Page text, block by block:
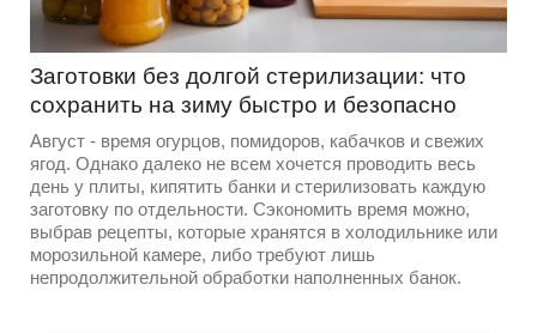
Заготовки без долгой стерилизации: что
сохранить на зиму быстро и безопасно
Август - время огурцов, помидоров, кабачков и свежих
ягод. Однако далеко не всем хочется проводить весь
день у плиты, кипятить банки и стерилизовать каждую
заготовку по отдельности. Сэкономить время можно,
выбрав рецепты, которые хранятся в холодильнике или
морозильной камере, либо требуют лишь
непродолжительной обработки наполненных банок.